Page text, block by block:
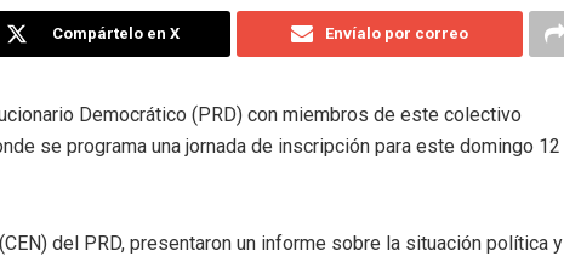
Compártelo en X Envíalo por correo
Democrático (PRD) con miembros de este colectivo
se programa una jornada de inscripción para este domingo 12
del PRD, presentaron un informe sobre la situación política y